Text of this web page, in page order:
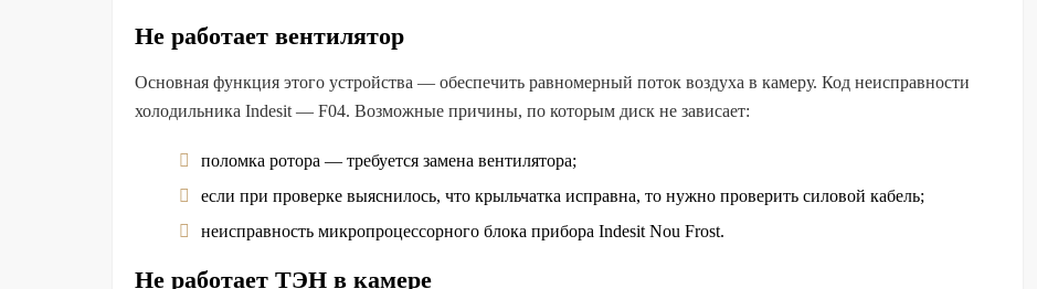
Не работает вентилятор
Основная функция этого устройства — обеспечить равномерный поток воздуха в камеру. Код неисправности
холодильника Indesit — F04. Возможные причины, по которым диск не зависает:
поломка ротора — требуется замена вентилятора;
если при проверке выяснилось, что крыльчатка исправна, то нужно проверить силовой кабель;
неисправность микропроцессорного блока прибора Indesit Nou Frost.
Не работает ТЭН в камере